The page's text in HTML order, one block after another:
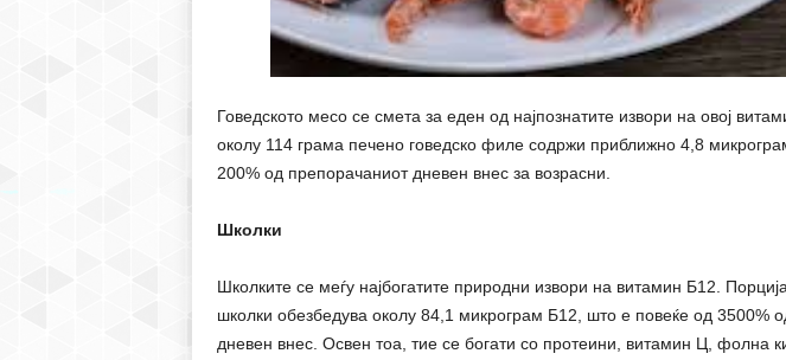
Говедското месо се смета за еден од најпознатите извори на овој
околу 114 грама печено говедско филе содржи приближно 4,8
200% од препорачаниот дневен внес за возрасни.
Школки
Школките се меѓу најбогатите природни извори на витамин Б12.
школки обезбедува околу 84,1 микрограм Б12, што е повеќе од 3500%
дневен внес. Освен тоа, тие се богати со протеини, витамин Ц, фолна